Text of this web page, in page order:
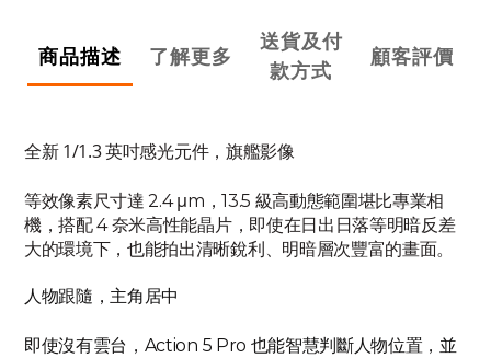
商品描述 了解更多
送貨及付
款方式
顧客評價
全新 1/1.3 英吋感光元件，旗艦影像
等效像素尺寸達 2.4 μm，13.5 級高動態範圍堪比專業相
機，搭配 4 奈米高性能晶片，即使在日出日落等明暗反差
大的環境下，也能拍出清晰銳利、明暗層次豐富的畫面。
人物跟隨，主角居中
即使沒有雲台，Action 5 Pro 也能智慧判斷人物位置，並